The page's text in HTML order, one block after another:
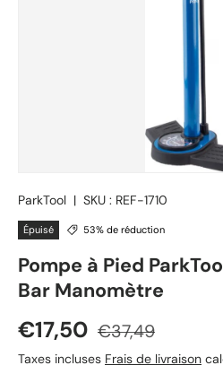
ParkTool | SKU : REF-1710
Épuisé 53% de réduction
Pompe à Pied
Bar Manomètre
Prix soldé
€17,50 Prix habituel
€37,49
Taxes incluses Frais de livraison